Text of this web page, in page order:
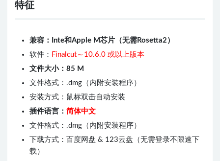
特征
兼容：Inte和Apple M芯片（无需Rosetta2）
软件： Finalcut～10.6.0 或以上版本
文件大小：85 M
文件格式：.dmg（内附安装程序）
安装方式：鼠标双击自动安装
插件语言： 简体中文
文件格式：.dmg（内附安装程序）
下载方式：百度网盘 & 123云盘（无需登录不限速下
载）